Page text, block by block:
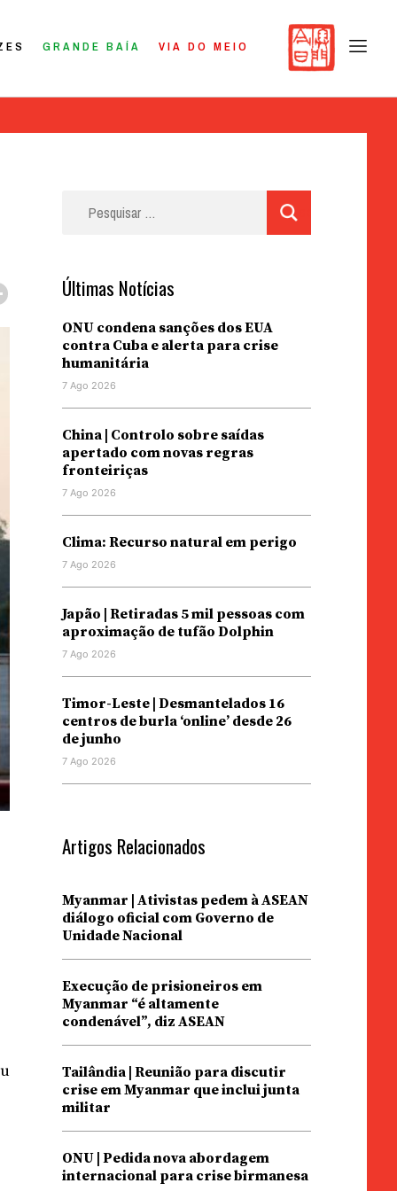
GRANDE BAÍA VIA DO MEIO
Últimas Notícias
ONU condena sanções dos EUA
contra Cuba e alerta para crise
humanitária
7 Ago 2026
China | Controlo sobre saídas
apertado com novas regras
fronteiriças
7 Ago 2026
Clima: Recurso natural em perigo
7 Ago 2026
Japão | Retiradas 5 mil pessoas com
aproximação de tufão Dolphin
7 Ago 2026
Timor-Leste | Desmantelados 16
centros de burla ‘online’ desde 26
de junho
7 Ago 2026
Artigos Relacionados
Myanmar | Ativistas pedem à ASEAN
diálogo oficial com Governo de
Unidade Nacional
Execução de prisioneiros em
Myanmar “é altamente
condenável”, diz ASEAN
Tailândia | Reunião para discutir
crise em Myanmar que inclui junta
militar
ONU | Pedida nova abordagem
internacional para crise birmanesa